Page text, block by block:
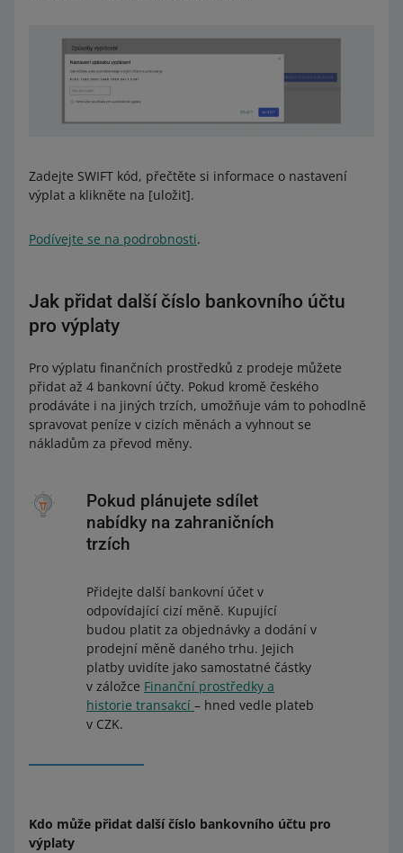
Zadejte SWIFT kód, přečtěte si informace o nastavení
výplat a klikněte na [uložit].
Podívejte se na podrobnosti.
Jak přidat další číslo bankovního účtu
pro výplaty
Pro výplatu finančních prostředků z prodeje můžete
přidat až 4 bankovní účty. Pokud kromě českého
prodáváte i na jiných trzích, umožňuje vám to pohodlně
spravovat peníze v cizích měnách a vyhnout se
nákladům za převod měny.
Pokud plánujete sdílet
nabídky na zahraničních
trzích
Přidejte další bankovní účet v
odpovídající cizí měně. Kupující
budou platit za objednávky a dodání v
prodejní měně daného trhu. Jejich
platby uvidíte jako samostatné částky
v záložce Finanční prostředky a
historie transakcí –⁠⁠⁠⁠⁠⁠ hned vedle plateb
v CZK.
Kdo může přidat další číslo bankovního účtu pro
výplaty